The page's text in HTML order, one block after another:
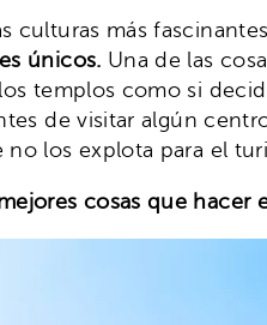
culturas más
únicos. Una de las
templos como si
de visitar algún
los explota para el
cosas que hacer